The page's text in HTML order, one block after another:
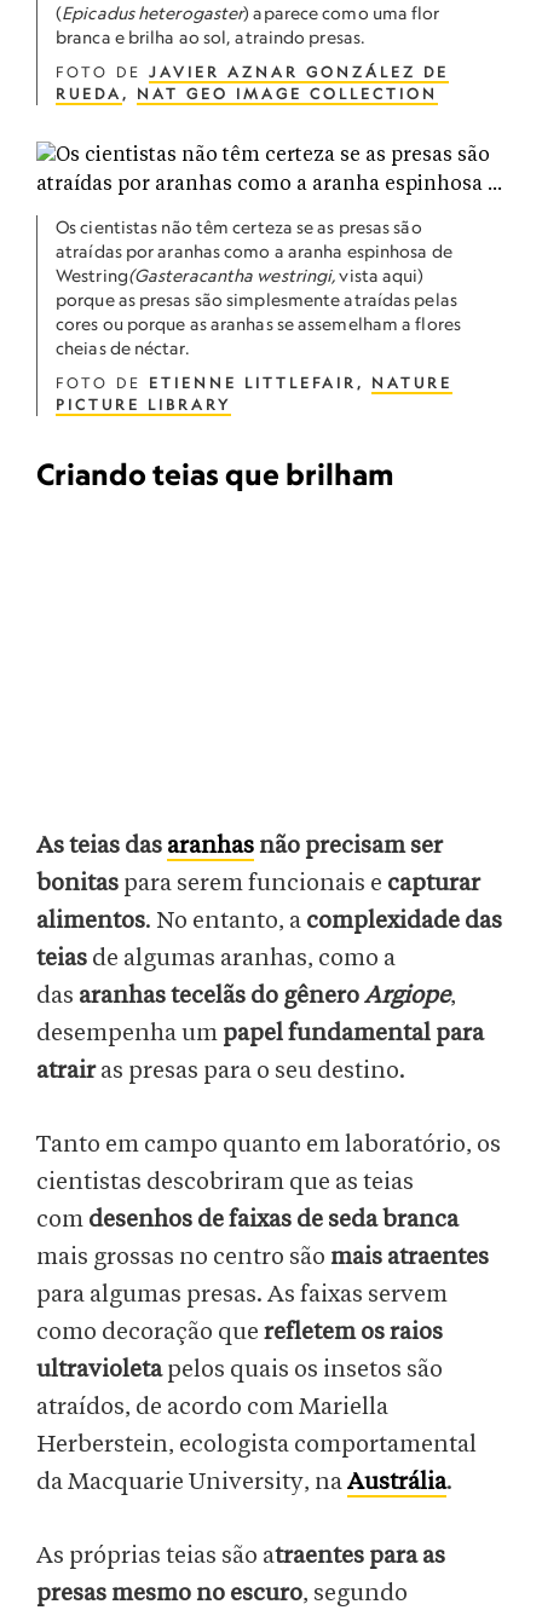
(Epicadus heterogaster) aparece como uma flor
branca e brilha ao sol, atraindo presas.
FOTO DE JAVIER AZNAR GONZÁLEZ DE
RUEDA , NAT GEO IMAGE COLLECTION
Os cientistas não têm certeza se as presas são
atraídas por aranhas como a aranha espinhosa de
Westring(Gasteracantha westringi,vista aqui)
porque as presas são simplesmente atraídas pelas
cores ou porque as aranhas se assemelham a flores
cheias de néctar.
FOTO DE ETIENNE LITTLEFAIR, NATURE
PICTURE LIBRARY
Criando teias que brilham
As teias das aranhas não precisam ser
bonitas para serem funcionais e capturar
alimentos. No entanto, a complexidade das
teias de algumas aranhas, como a
das aranhas tecelãs do gêneroArgiope,
desempenha um papel fundamental para
atrairas presas para o seu destino.
Tanto em campo quanto em laboratório, os
cientistas descobriram que as teias
com desenhos de faixas de seda branca
mais grossas no centro são mais atraentes
para algumas presas. As faixas servem
como decoração que refletem os raios
ultravioletapelos quais os insetos são
atraídos, de acordo com Mariella
Herberstein, ecologista comportamental
da Macquarie University, naAustrália.
As próprias teias são atraentes para as
presas mesmo no escuro, segundo